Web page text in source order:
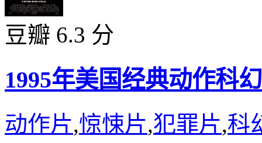
豆瓣 6.3 分
1995年美国经典动作科
动作片,惊悚片,犯罪片,科